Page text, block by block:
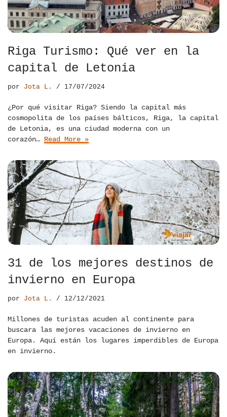
Riga Turismo: Qué ver en la
capital de Letonia
por Jota L. 17/07/2024
¿Por qué visitar Riga? Siendo la capital más
cosmopolita de los países bálticos, Riga, la capital
de Letonia, es una ciudad moderna con un
corazón… Read More »
31 de los mejores destinos de
invierno en Europa
por Jota L. 12/12/2021
Millones de turistas acuden al continente para
buscara las mejores vacaciones de invierno en
Europa. Aquí están los lugares imperdibles de Europa
en invierno.